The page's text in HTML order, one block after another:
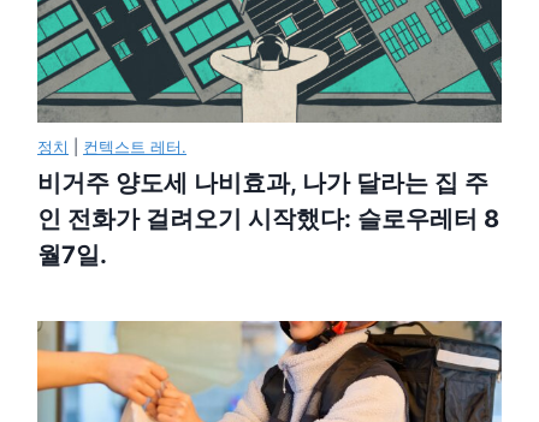
정치 컨텍스트 레터.
비거주 양도세 나비효과, 나가 달라는 집 주
인 전화가 걸려오기 시작했다: 슬로우레터 8
월7일.